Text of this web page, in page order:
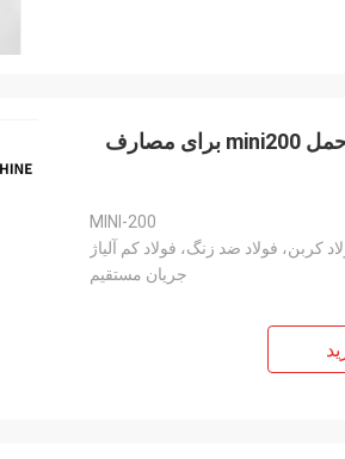
دستگاه جوش قوس کوتاه فناوری igbt اینورتر Dc قابل حمل mini200 برای مصارف
MINI-200
کربن، فولاد ضد زنگ، فولاد کم آلیاژ
جریان مستقیم